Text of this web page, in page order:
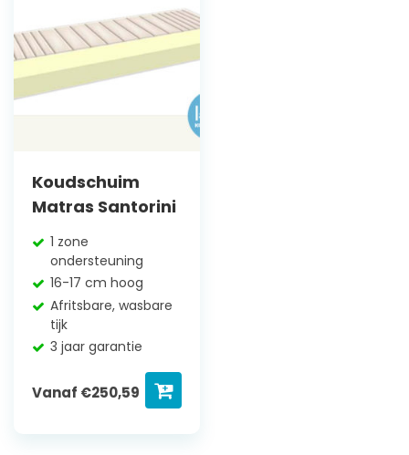
Koudschuim
Matras Santorini
1 zone
ondersteuning
16-17 cm hoog
Afritsbare, wasbare
tijk
3 jaar garantie
Vanaf €250,59